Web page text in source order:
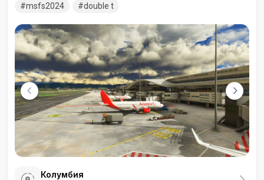
муниципалитет Фунза в провинции Западная Саванна
msfs2024
double t
Колумбия